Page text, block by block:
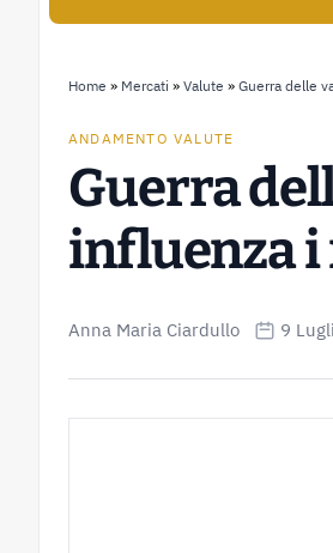
Home » Mercati » Valute » Guerra delle
ANDAMENTO VALUTE
Guerra
influenza
Anna Maria Ciardullo 9